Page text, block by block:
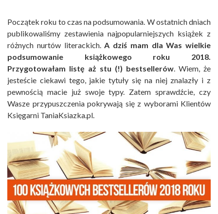
Początek roku to czas na podsumowania. W ostatnich dniach
publikowaliśmy zestawienia najpopularniejszych książek z
różnych nurtów literackich.A dziś mam dla Was wielkie
podsumowanie książkowego roku 2018.
Przygotowałam listę aż stu (!) bestsellerów. Wiem, że
jesteście ciekawi tego, jakie tytuły się na niej znalazły i z
pewnością macie już swoje typy. Zatem sprawdźcie, czy
Wasze przypuszczenia pokrywają się z wyborami Klientów
Księgarni TaniaKsiazka.pl.